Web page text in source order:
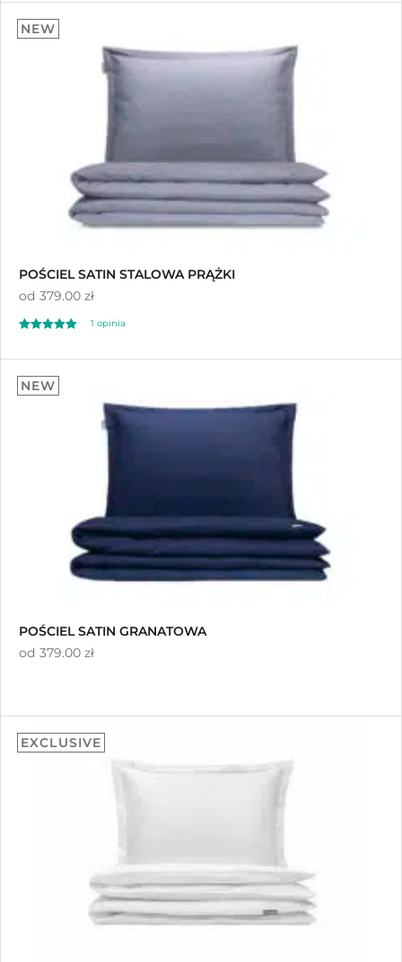
NEW
POŚCIEL SATIN STALOWA PRĄŻKI
od 379.00 zł
na 5 na
1 opinia
NEW
POŚCIEL SATIN GRANATOWA
od 379.00 zł
EXCLUSIVE